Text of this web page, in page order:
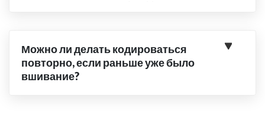
Можно ли делать кодироваться
повторно, если раньше уже было
вшивание?